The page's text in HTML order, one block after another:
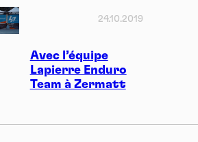
Avec l’équipe
Lapierre Enduro
Team à Zermatt
24.10.2019